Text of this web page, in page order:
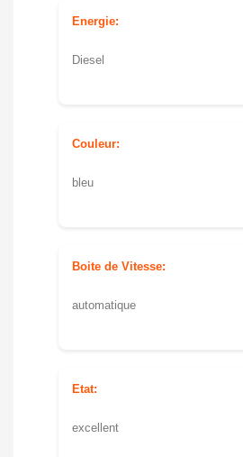
Energie:
Diesel
Couleur:
bleu
Boite de Vitesse:
automatique
Etat:
excellent